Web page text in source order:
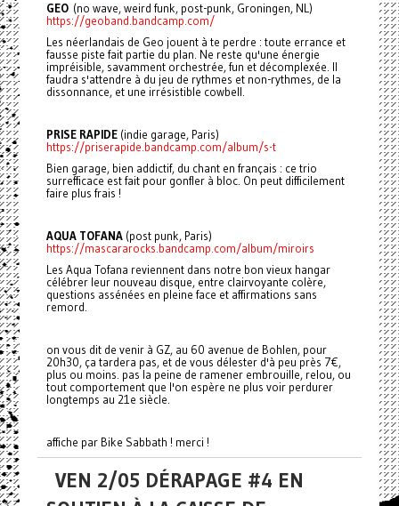
GEO (no wave, weird funk, post-punk, Groningen, NL)
https://geoband.bandcamp.com/
Les néerlandais de Geo jouent à te perdre : toute errance et
fausse piste fait partie du plan. Ne reste qu'une énergie
impréisible, savamment orchestrée, fun et décomplexée. Il
faudra s'attendre à du jeu de rythmes et non-rythmes, de la
dissonnance, et une irrésistible cowbell.
PRISE RAPIDE(indie garage, Paris)
https://priserapide.bandcamp.com/album/s-t
Bien garage, bien addictif, du chant en français : ce trio
surrefficace est fait pour gonfler à bloc. On peut difficilement
faire plus frais !
AQUA TOFANA(post punk, Paris)
https://mascararocks.bandcamp.com/album/miroirs
Les Aqua Tofana reviennent dans notre bon vieux hangar
célébrer leur nouveau disque, entre clairvoyante colère,
questions assénées en pleine face et affirmations sans
remord.
on vous dit de venir à GZ, au 60 avenue de Bohlen, pour
20h30, ça tardera pas, et de vous délester d'à peu près 7€,
plus ou moins. pas la peine de ramener embrouille, relou, ou
tout comportement que l'on espère ne plus voir perdurer
longtemps au 21e siècle.
affiche par Bike Sabbath ! merci !
VEN 2/05 DÉRAPAGE #4 EN